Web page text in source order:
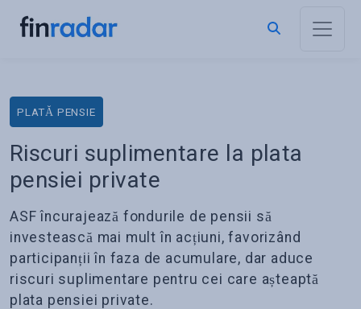
PLATĂ PENSIE
Riscuri suplimentare la plata
pensiei private
ASF încurajează fondurile de pensii să
investească mai mult în acțiuni, favorizând
participanții în faza de acumulare, dar aduce
riscuri suplimentare pentru cei care așteaptă
plata pensiei private.